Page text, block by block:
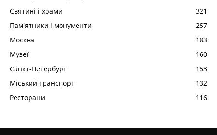
Святині і храми
321
Пам'ятники і монументи
257
Москва
183
Музеї
160
Санкт-Петербург
153
Міський транспорт
132
Ресторани
116